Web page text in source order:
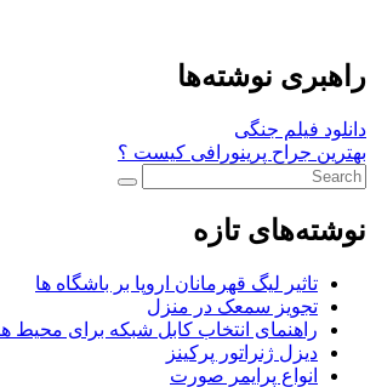
راهبری نوشته‌ها
دانلود فیلم جنگی
بهترین جراح پرینورافی کیست ؟
نوشته‌های تازه
تاثیر لیگ قهرمانان اروپا بر باشگاه ها
تجویز سمعک در منزل
راهنمای انتخاب کابل شبکه برای محیط
دیزل ژنراتور پرکینز
انواع پرایمر صورت